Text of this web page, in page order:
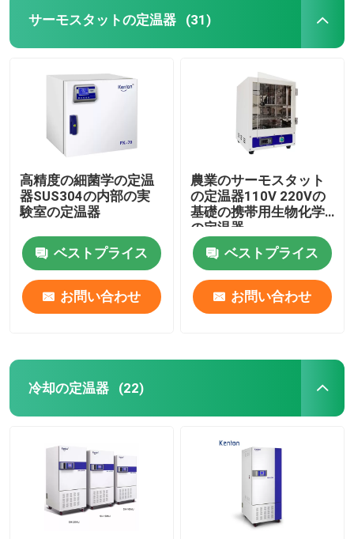
サーモスタットの定温器 (31)
高精度の細菌学の定温
器SUS304の内部の実
験室の定温器
ベストプライス
お問い合わせ
農業のサーモスタット
の定温器110V 220Vの
基礎の携帯用生物化学
の定温器
ベストプライス
お問い合わせ
冷却の定温器 (22)